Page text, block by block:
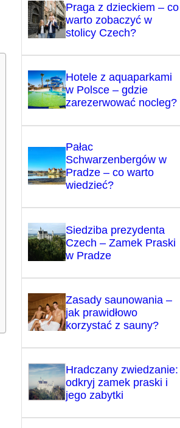
Praga z dzieckiem – co
warto zobaczyć w
stolicy Czech?
Hotele z aquaparkami
w Polsce – gdzie
zarezerwować nocleg?
Pałac
Schwarzenbergów w
Pradze – co warto
wiedzieć?
Siedziba prezydenta
Czech – Zamek Praski
w Pradze
Zasady saunowania –
jak prawidłowo
korzystać z sauny?
Hradczany zwiedzanie:
odkryj zamek praski i
jego zabytki